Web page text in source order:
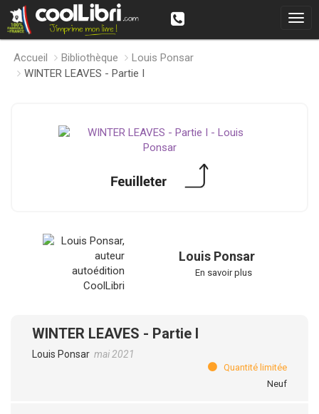
Accueil Bibliothèque
Louis Ponsar
WINTER LEAVES - Partie I
Louis Ponsar
En savoir plus
WINTER LEAVES - Partie I
Louis Ponsar mai 2021
Quantité limitée
Neuf